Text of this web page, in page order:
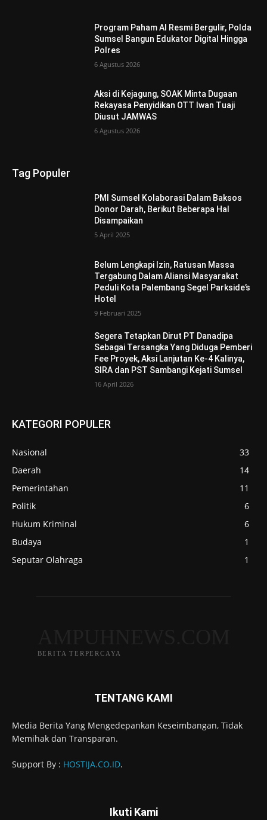
Program Paham AI Resmi Bergulir, Polda
Sumsel Bangun Edukator Digital Hingga
Polres
6 Agustus 2026
Aksi di Kejagung, SOAK Minta Dugaan
Rekayasa Penyidikan OTT Iwan Tuaji
Diusut JAMWAS
6 Agustus 2026
Tag Populer
PMI Sumsel Kolaborasi Dalam Baksos
Donor Darah, Berikut Beberapa Hal
Disampaikan
5 April 2025
Belum Lengkapi Izin, Ratusan Massa
Tergabung Dalam Aliansi Masyarakat
Peduli Kota Palembang Segel Parkside’s
Hotel
9 Februari 2025
Segera Tetapkan Dirut PT Danadipa
Sebagai Tersangka Yang Diduga Pemberi
Fee Proyek, Aksi Lanjutan Ke-4 Kalinya,
SIRA dan PST Sambangi Kejati Sumsel
16 April 2026
KATEGORI POPULER
Nasional
33
Daerah
14
Pemerintahan
11
Politik
6
Hukum Kriminal
6
Budaya
1
Seputar Olahraga
1
BERITA TERPERCAYA
TENTANG KAMI
Media Berita Yang Mengedepankan Keseimbangan, Tidak
Memihak dan Transparan.
Support By : HOSTIJA.CO.ID.
Ikuti Kami